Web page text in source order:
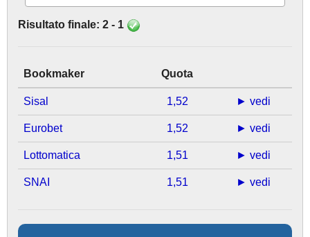
Risultato finale: 2 - 1
Bookmaker Quota
Sisal 1,52 ► vedi
Eurobet 1,52 ► vedi
Lottomatica 1,51 ► vedi
SNAI 1,51 ► vedi